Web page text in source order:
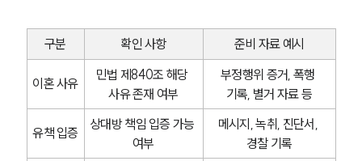
상간자위자료계산기
구성원 소개
이혼전문변호사
구분 확인 사항 준비 자료 예시
이혼 사유
민법 제840조 해당
사유 존재 여부
부정행위 증거, 폭행
기록, 별거 자료 등
유책 입증
상대방 책임 입증 가능
여부
메시지, 녹취, 진단서,
경찰 기록